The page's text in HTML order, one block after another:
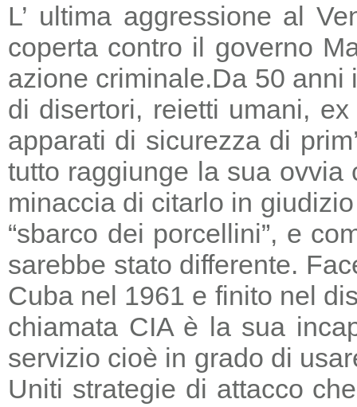
L’ ultima aggressione al
coperta contro il governo
azione criminale.Da 50 anni
di disertori, reietti umani,
apparati di sicurezza di
tutto raggiunge la sua
minaccia di citarlo in
“sbarco dei porcellini”, e
sarebbe stato differente.
Cuba nel 1961 e finito nel
chiamata CIA è la sua
servizio cioè in grado di
Uniti strategie di attacco